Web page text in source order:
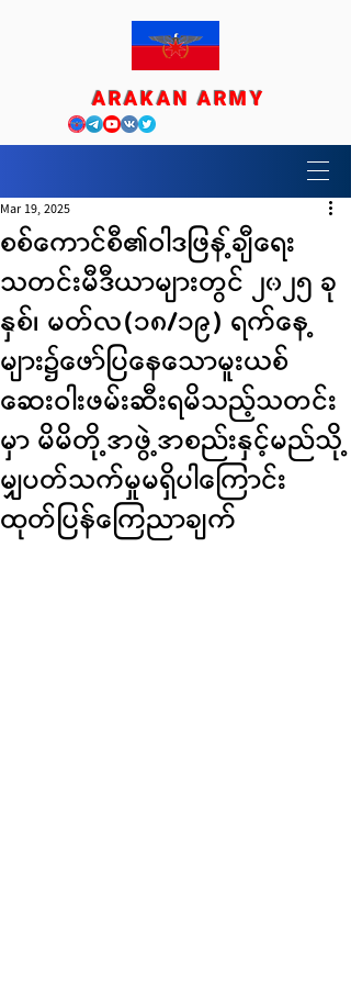
ARAKAN ARMY
စစ်ကောင်စီ၏ဝါဒဖြန့်ချီရေး
သတင်းမီဒီယာများတွင် ၂၀၂၅ ခု
နှစ်၊ မတ်လ(၁၈/၁၉) ရက်နေ့
များ၌ဖော်ပြနေသောမူးယစ်
ဆေးဝါးဖမ်းဆီးရမိသည့်သတင်း
မှာ မိမိတို့အဖွဲ့အစည်းနှင့်မည်သို့
မျှပတ်သက်မှုမရှိပါကြောင်း
ထုတ်ပြန်ကြေညာချက်
Mar 19, 2025